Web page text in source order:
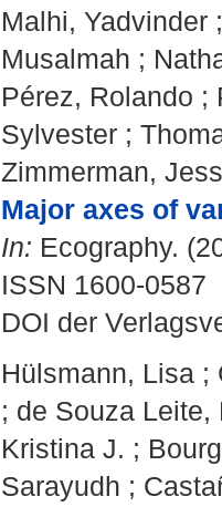
Malhi, Yadvinder
Musalmah ;
Pérez, Rolando ;
Sylvester ;
Zimmerman, Jess
Major axes of
In: Ecography.
ISSN 1600-0587
DOI der
Hülsmann, Lisa ;
; de Souza Leite,
Kristina J. ;
Sarayudh ;